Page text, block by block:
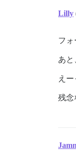
Lilly
フ
あと
え
残念